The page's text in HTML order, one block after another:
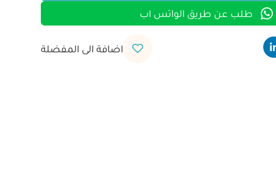
طلب عن طريق الواتس اب
اضافة الى المفضلة